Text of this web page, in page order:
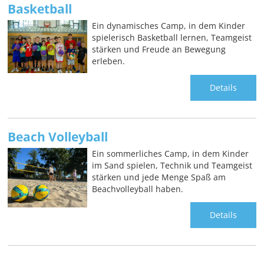
Basketball
Ein dynamisches Camp, in dem Kinder
spielerisch Basketball lernen, Teamgeist
stärken und Freude an Bewegung
erleben.
Details
Beach Volleyball
Ein sommerliches Camp, in dem Kinder
im Sand spielen, Technik und Teamgeist
stärken und jede Menge Spaß am
Beachvolleyball haben.
Details